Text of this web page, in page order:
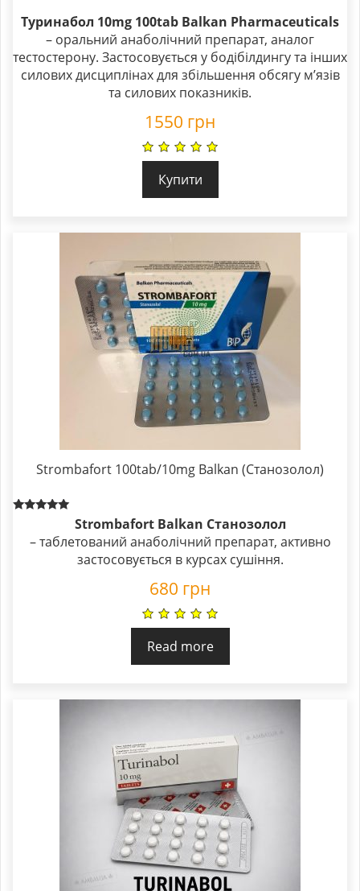
Туринабол 10mg 100tab Balkan Pharmaceuticals
– оральний анаболічний препарат, аналог
тестостерону. Застосовується у бодібілдингу та інших
силових дисциплінах для збільшення обсягу м’язів
та силових показників.
1550 грн
Купити
Strombafort 100tab/10mg Balkan (Станозолол)
out of 5
Strombafort Balkan Станозолол
– таблетований анаболічний препарат, активно
застосовується в курсах сушіння.
680 грн
Read more